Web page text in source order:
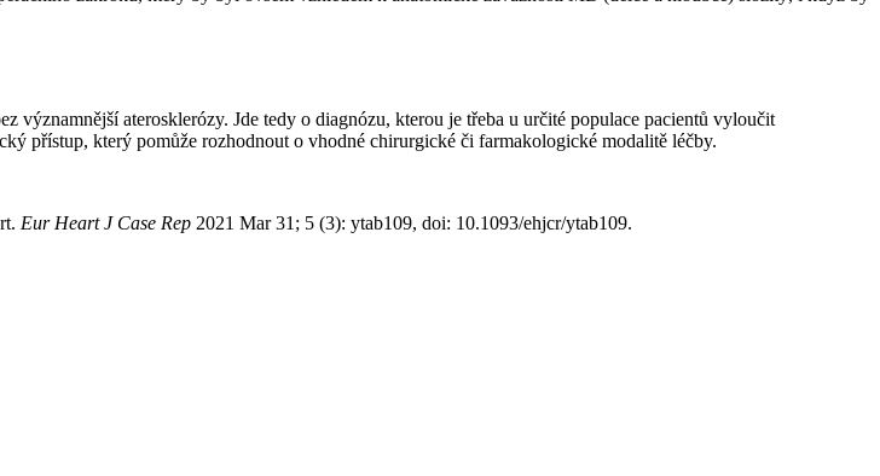
aterosklerózy. Jde tedy o diagnózu, kterou je třeba u určité populace pacientů vyloučit
přístup, který pomůže rozhodnout o vhodné chirurgické či farmakologické modalitě léčby.
Eur Heart J Case Rep 2021 Mar 31; 5 (3): ytab109, doi: 10.1093/ehjcr/ytab109.